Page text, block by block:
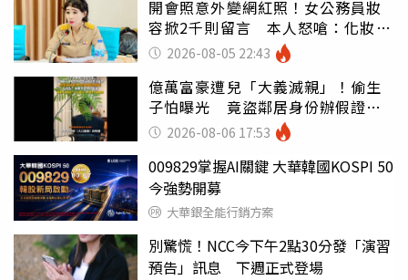
開會照意外變網紅照！女公務員妝
容掀2千則留言 本人怒嗆：化妝有
錯嗎2026-08-05 22:43
億萬富豪遭兒「大義滅親」！偷生
子怕曝光 竟盜鄰居身份辦假證落
戶 2026-08-06 17:53
009829掌握AI關鍵 大華韓國KOSPI 50
今強勢開募
大華銀全能行銷方案
別驚慌！NCC今下午2點30分發「演習
預告」訊息 下週正式登場